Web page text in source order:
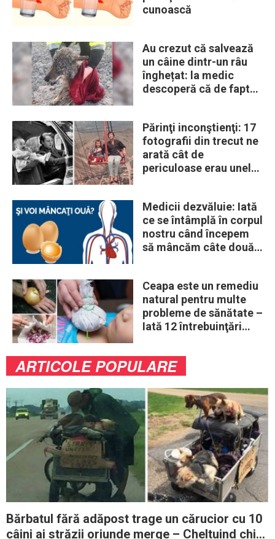
cunoască
Au crezut că salvează
un câine dintr-un râu
înghețat: la medic
descoperă că de fapt
Părinţi inconştienţi: 17
fotografii din trecut ne
arată cât de
periculoase erau unele
Medicii dezvăluie: Iată
ce se întâmplă în corpul
nostru când începem
să mâncăm câte două
Ceapa este un remediu
natural pentru multe
probleme de sănătate –
Iată 12 întrebuinţări
ARTICOLE POPULARE
Bărbatul fără adăpost trage un cărucior cu 10
câini ai străzii oriunde merge – Cheltuind chiar